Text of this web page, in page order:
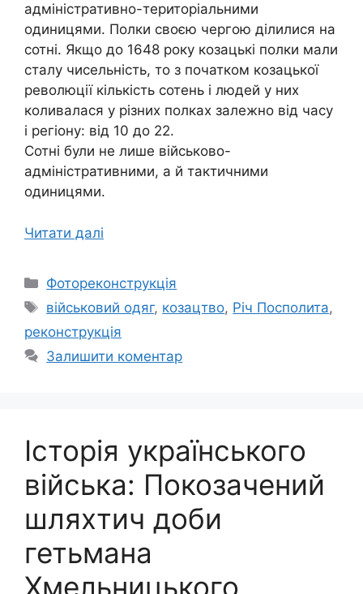
адміністративно-територіальними
одиницями. Полки своєю чергою ділилися на
сотні. Якщо до 1648 року козацькі полки мали
сталу чисельність, то з початком козацької
революції кількість сотень і людей у них
коливалася у різних полках залежно від часу
і регіону: від 10 до 22.
Сотні були не лише військово-
адміністративними, а й тактичними
одиницями.
Читати далі
Категорії
Фотореконструкція
Позначки
військовий одяг, козацтво, Річ Посполита,
реконструкція
Залишити коментар
Історія українського
війська: Покозачений
шляхтич доби
гетьмана
Хмельницького